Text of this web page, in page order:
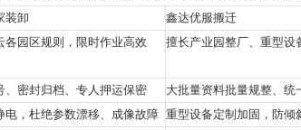
装卸 鑫达优服搬迁
各园区规则，限时作业高效 擅长产业园整厂、重型设
、密封归档、专人押运保密 大批量资料批量规整、统
电，杜绝参数漂移、成像故障 重型设备定制加固，防倾